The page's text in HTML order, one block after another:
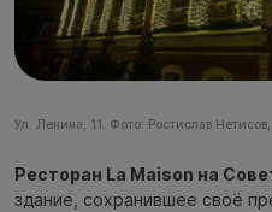
Ул. Ленина, 11. Фото: Ростислав
Ресторан La Maison на
здание, сохранившее своё